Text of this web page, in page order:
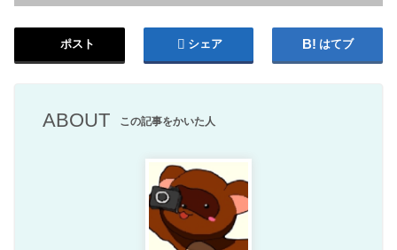
ポスト シェア はてブ
ABOUT この記事をかいた人